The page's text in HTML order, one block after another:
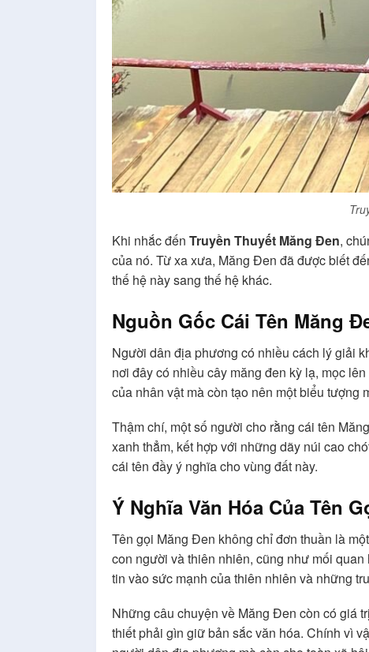
Khi nhắc đến Truyền Thuyết Măng Đen,
của nó. Từ xa xưa, Măng Đen đã được biết
thế hệ này sang thế hệ khác.
Nguồn Gốc Cái Tên Măng
Người dân địa phương có nhiều cách lý giải
nơi đây có nhiều cây măng đen kỳ lạ, mọc
của nhân vật mà còn tạo nên một biểu tượng
Thậm chí, một số người cho rằng cái tên
xanh thẳm, kết hợp với những dãy núi cao
cái tên đầy ý nghĩa cho vùng đất này.
Ý Nghĩa Văn Hóa Của Tên
Tên gọi Măng Đen không chỉ đơn thuần là
con người và thiên nhiên, cũng như mối
tin vào sức mạnh của thiên nhiên và những
Những câu chuyện về Măng Đen còn có giá
thiết phải gìn giữ bản sắc văn hóa. Chính vì